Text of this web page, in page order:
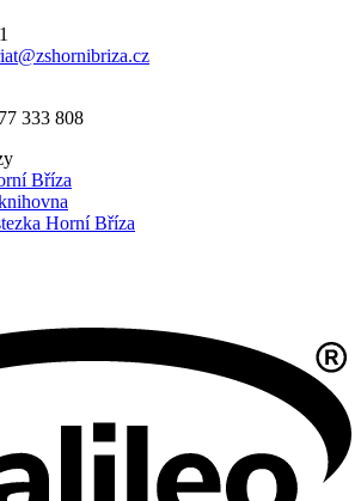
333 808
Bříza
Horní Bříza